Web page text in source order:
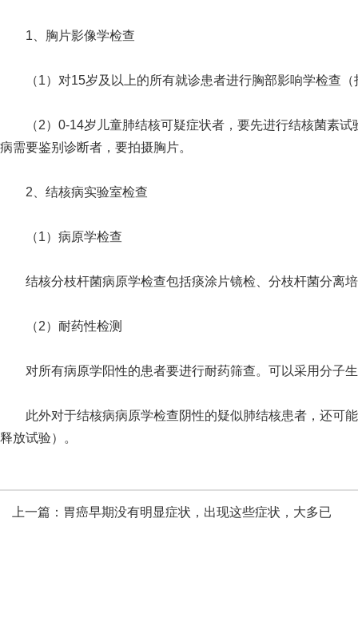
1、胸片影像学检查
（1）对15岁及以上的所有就诊患者进行胸部影响学检查（
（2）0-14岁儿童肺结核可疑症状者，要先进行结核菌素试
病需要鉴别诊断者，要拍摄胸片。
2、结核病实验室检查
（1）病原学检查
结核分枝杆菌病原学检查包括痰涂片镜检、分枝杆菌分离
（2）耐药性检测
对所有病原学阳性的患者要进行耐药筛查。可以采用分子生
此外对于结核病病原学检查阴性的疑似肺结核患者，还可能
释放试验）。
上一篇： 胃癌早期没有明显症状，出现这些症状，大多已